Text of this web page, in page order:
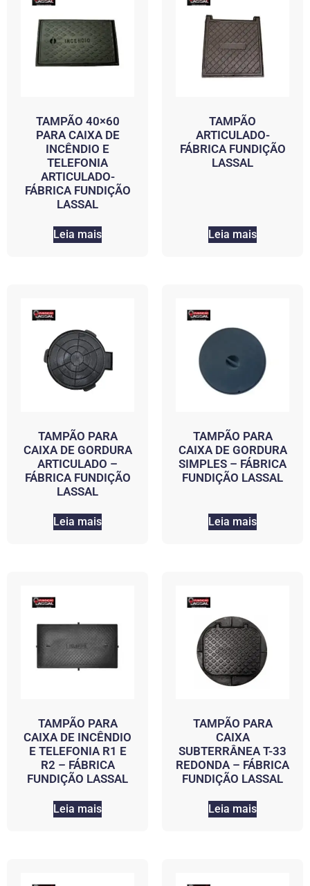
TAMPÃO 40×60
PARA CAIXA DE
INCÊNDIO E
TELEFONIA
ARTICULADO-
FÁBRICA FUNDIÇÃO
LASSAL
Leia mais
TAMPÃO
ARTICULADO-
FÁBRICA FUNDIÇÃO
LASSAL
Leia mais
TAMPÃO PARA
CAIXA DE GORDURA
ARTICULADO –
FÁBRICA FUNDIÇÃO
LASSAL
Leia mais
TAMPÃO PARA
CAIXA DE GORDURA
SIMPLES – FÁBRICA
FUNDIÇÃO LASSAL
Leia mais
TAMPÃO PARA
CAIXA DE INCÊNDIO
E TELEFONIA R1 E
R2 – FÁBRICA
FUNDIÇÃO LASSAL
Leia mais
TAMPÃO PARA
CAIXA
SUBTERRÂNEA T-33
REDONDA – FÁBRICA
FUNDIÇÃO LASSAL
Leia mais